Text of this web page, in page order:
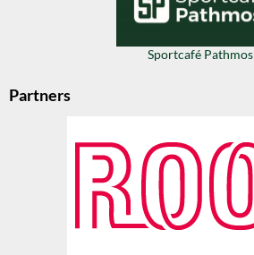
Sportcafé Pathmos
Partners